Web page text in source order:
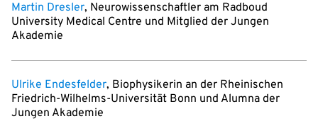
Martin Dresler, Neurowissenschaftler am Radboud
University Medical Centre und Mitglied der Jungen
Akademie
Ulrike Endesfelder, Biophysikerin an der Rheinischen
Friedrich-Wilhelms-Universität Bonn und Alumna der
Jungen Akademie